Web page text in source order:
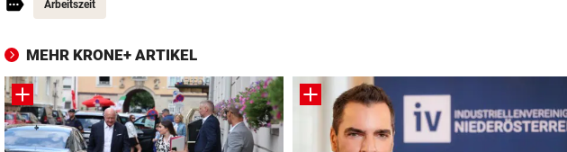
Arbeitszeit
MEHR KRONE+ ARTIKEL